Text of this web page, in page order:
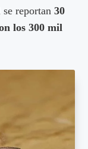
se reportan30
los 300 mil